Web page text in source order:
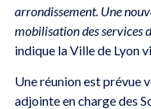
arrondissement. Une
mobilisation des services
indique la Ville de Lyon
Une réunion est prévue
adjointe en charge des